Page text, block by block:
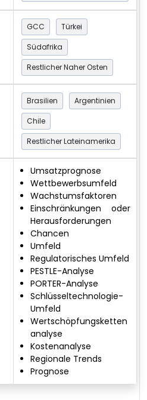
GCC
Türkei
Südafrika
Restlicher Naher Osten
Brasilien
Argentinien
Chile
Restlicher Lateinamerika
Umsatzprognose
Wettbewerbsumfeld
Wachstumsfaktoren
Einschränkungen oder
Herausforderungen
Chancen
Umfeld
Regulatorisches Umfeld
PESTLE-Analyse
PORTER-Analyse
Schlüsseltechnologie-
Umfeld
Wertschöpfungsketten
analyse
Kostenanalyse
Regionale Trends
Prognose